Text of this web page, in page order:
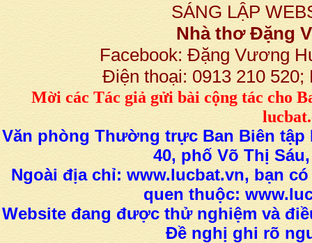
SÁNG LẬP
Nhà thơ Đặng
Facebook: Đặng Vương
Điện thoại: 0913 210
Mời các Tác giả gửi bàicộng tác cho
Văn phòng Thường trực Ban Biên tập
40, phố Võ Thị
Ngoài địa chỉ: www.lucbat.vn, bạn
quen thuộc:
Website đang được thử nghiệm và
Đề nghị ghi rõ